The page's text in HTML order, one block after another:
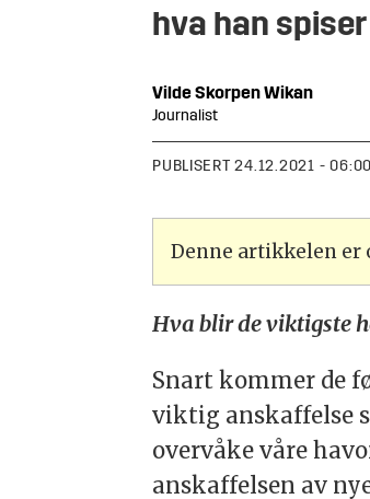
hva han
VildeSkorpen Wikan
Journalist
PUBLISERT 24.12.2021 - 06:00
Denne artikkelen er
Hva blir de viktigste
Snart kommer de
viktig anskaffelse
overvåke våre
anskaffelsen av